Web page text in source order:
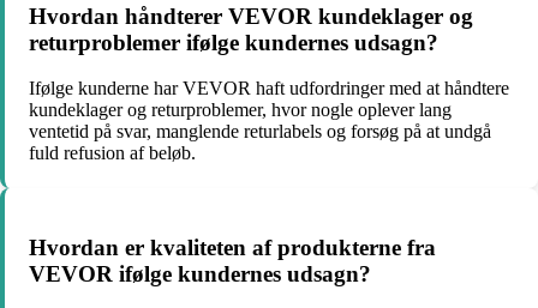
Hvordan håndterer VEVOR kundeklager og
returproblemer ifølge kundernes udsagn?
Ifølge kunderne har VEVOR haft udfordringer med at håndtere
kundeklager og returproblemer, hvor nogle oplever lang
ventetid på svar, manglende returlabels og forsøg på at undgå
fuld refusion af beløb.
Hvordan er kvaliteten af produkterne fra
VEVOR ifølge kundernes udsagn?